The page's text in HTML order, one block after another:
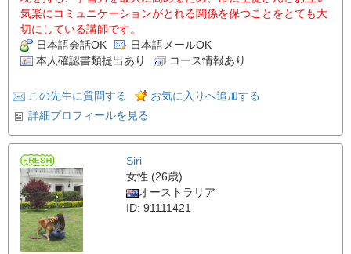
気楽にコミュニケーションがとれる関係を保つことをとても大
切にしている講師です。
日本語会話OK
日本語メールOK
本人確認書類提出あり
コース情報あり
この先生に質問する
お気に入りへ追加する
詳細プロフィールを見る
Siri
女性 (26歳)
オーストラリア
ID: 91111421